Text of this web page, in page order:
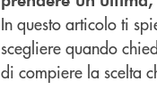
In questo articolo ti
scegliere quando
di compiere la scelta